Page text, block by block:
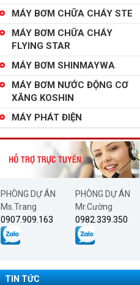
MÁY BƠM CHỮA CHÁY STE
MÁY BƠM CHỮA CHÁY
FLYING STAR
MÁY BƠM SHINMAYWA
MÁY BƠM NƯỚC ĐỘNG CƠ
XĂNG KOSHIN
MÁY PHÁT ĐIỆN
PHÒNG DỰ ÁN
Ms.Trang
0907.909.163
PHÒNG DỰ ÁN
Mr.Cường
0982.339.350
TIN TỨC